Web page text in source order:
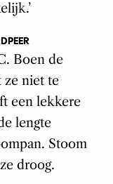
Boen de
ze niet te
een lekkere
lengte
Stoom
droog.